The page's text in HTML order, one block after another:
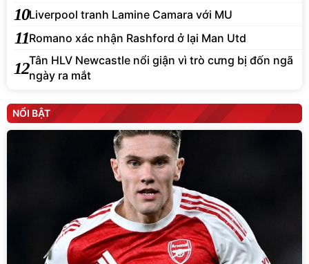
10Liverpool tranh Lamine Camara với MU
11Romano xác nhận Rashford ở lại Man Utd
12Tân HLV Newcastle nổi giận vì trò cưng bị đốn ngã
ngày ra mắt
NỔI BẬT